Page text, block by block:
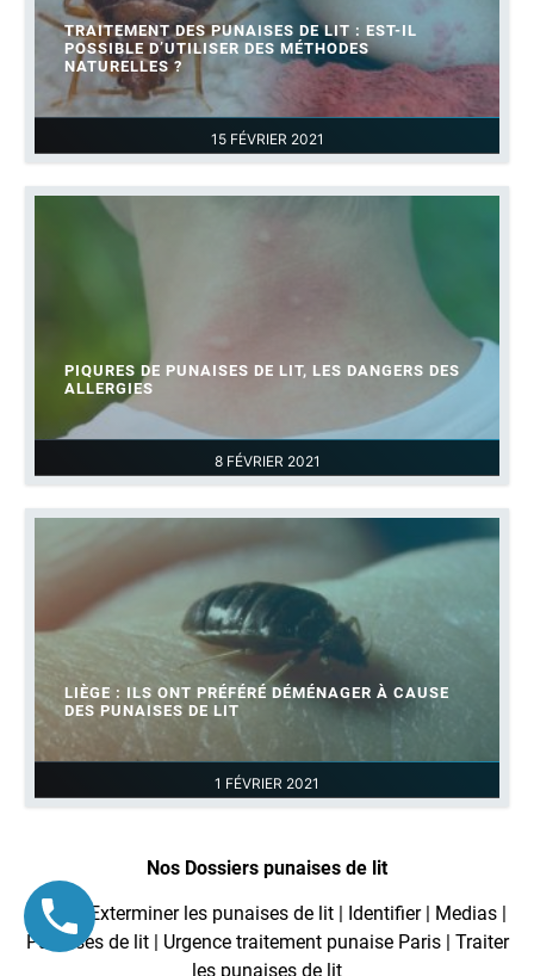
15 FÉVRIER 2021
TRAITEMENT DES PUNAISES DE LIT : EST-IL
POSSIBLE D’UTILISER DES MÉTHODES
NATURELLES ?
8 FÉVRIER 2021
PIQURES DE PUNAISES DE LIT, LES DANGERS DES
ALLERGIES
1 FÉVRIER 2021
LIÈGE : ILS ONT PRÉFÉRÉ DÉMÉNAGER À CAUSE
DES PUNAISES DE LIT
Nos Dossiers punaises de lit
Actus Exterminer les punaises de lit | Identifier| Medias |
Punaises de lit| Urgence traitement punaise Paris| Traiter
les punaises de lit